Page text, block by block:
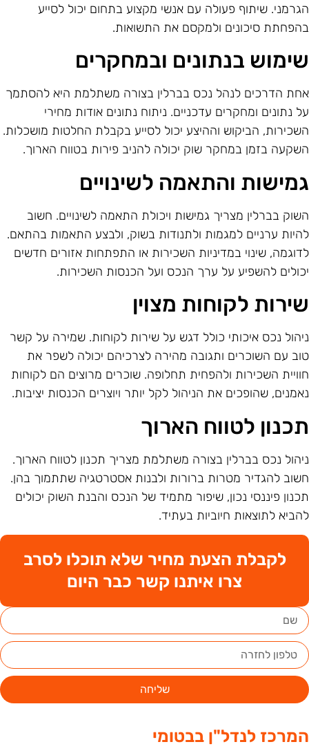
שיתוף פעולה עם אנשי מקצוע בתחום יכול לסייע
סיכונים ולמקסם את התשואות.
בנתונים ובמחקרים
הדרכים לנהל נכס בברלין בצורה משתלמת היא להסתמך
נתונים ומחקרים עדכניים. ניתוח נתונים אודות מחירי
הביקוש וההיצע יכול לסייע בקבלת החלטות מושכלות.
בזמן במחקר שוק יכולה להניב פירות בטווח הארוך.
והתאמה לשינויים
בברלין מצריך גמישות ויכולת התאמה לשינויים. חשוב
ערניים למגמות ולתנודות בשוק, ולבצע התאמות בהתאם.
שינוי במדיניות השכירות או התפתחות אזורים חדשים
להשפיע על ערך הנכס ועל הכנסות השכירות.
לקוחות מצוין
נכס איכותי כולל דגש על שירות לקוחות. שמירה על קשר
עם השוכרים ותגובה מהירה לצרכיהם יכולה לשפר את
השכירות ולהפחית תחלופה. שוכרים מרוצים הם לקוחות
שהופכים את הניהול לקל יותר ויוצרים הכנסות יציבות.
לטווח הארוך
נכס בברלין בצורה משתלמת מצריך תכנון לטווח הארוך.
להגדיר מטרות ברורות ולבנות אסטרטגיה שתתמוך בהן.
פיננסי נכון, שיפור מתמיד של הנכס והבנת השוק יכולים
לתוצאות חיוביות בעתיד.
לקבלת הצעת מחיר שלא תוכלו לסרב
צרו איתנו קשר כבר היום
שליחה
לנדל"ן בבטומי